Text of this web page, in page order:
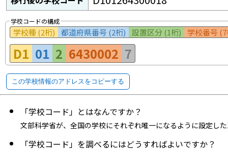
学校コードの構成
学校種 (2桁) 都道府県番号 (2桁) 設置区分 (1桁) 学校番号
D1 01 2 6430002 7
この学校情報のアドレスをコピーする
「学校コード」とはなんですか？
文部科学省が、全国の学校にそれぞれ唯一になるように設定し
「学校コード」を調べるにはどうすればよいですか？